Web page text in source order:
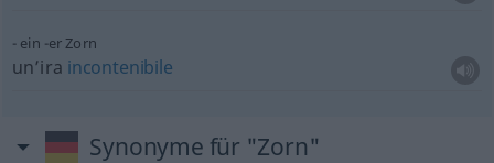
ein -er Zorn
un’ira incontenibile
Synonyme für "Zorn"